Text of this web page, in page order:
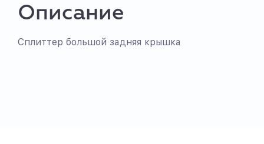
Описание
Сплиттер большой задняя крышка